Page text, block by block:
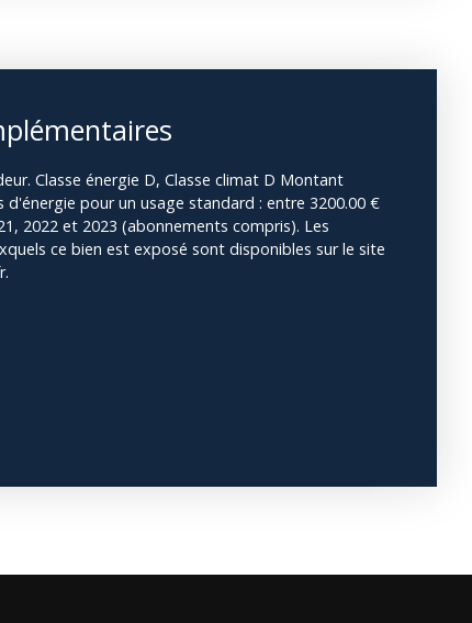
Classe énergie D, Classe climat D Montant
d'énergie pour un usage standard : entre 3200.00 €
2022 et 2023 (abonnements compris). Les
ce bien est exposé sont disponibles sur le site